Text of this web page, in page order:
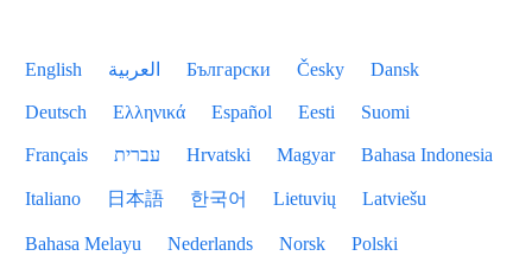
English العربية Български Česky Dansk
Deutsch Ελληνικά Español Eesti Suomi
Français עברית Hrvatski Magyar Bahasa Indonesia
Italiano 日本語 한국어 Lietuvių Latviešu
Bahasa Melayu Nederlands Norsk Polski